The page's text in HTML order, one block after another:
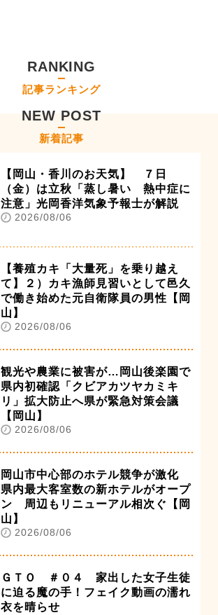
RANKING
記事ランキング
NEW POST
新着記事
【岡山・香川のお天気】 ７日
（金）は立秋「蒸し暑い 熱中症に
注意」光岡香洋気象予報士が解説
2026/08/06
【養殖カキ「大量死」を乗り越え
て】２）カキ漁師見習いとして邑久
で働き始めた元自衛隊員の男性【岡
山】
2026/08/06
観光や農業に被害が…岡山後楽園で
県内初確認「クビアカツヤカミキ
リ」拡大防止へ県が緊急対策会議
【岡山】
2026/08/06
岡山市中心部のホテル競争が激化
県内最大客室数の新ホテルがオープ
ン 周辺もリニューアル相次ぐ【岡
山】
2026/08/06
ＧＴＯ ＃０４ 家出した女子生徒
に迫る魔の手！フェイク動画の濡れ
衣を晴らせ